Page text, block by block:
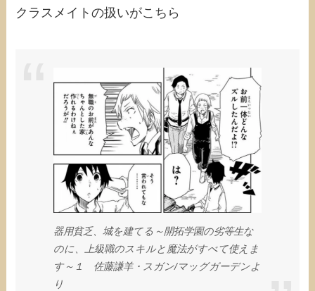
クラスメイトの扱いがこちら
器用貧乏、城を建てる～開拓学園の劣等生な
のに、上級職のスキルと魔法がすべて使えま
す～１ 佐藤謙羊・スガン/マッグガーデンよ
り